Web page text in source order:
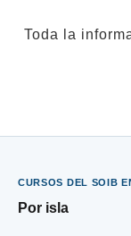
Toda la
CURSOS DEL SOIB
Por isla